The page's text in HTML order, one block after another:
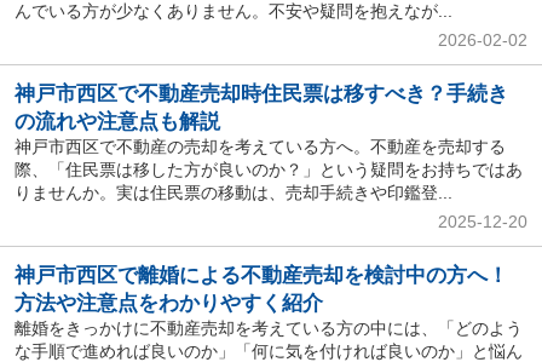
んでいる方が少なくありません。不安や疑問を抱えなが...
2026-02-02
神戸市西区で不動産売却時住民票は移すべき？手続き
の流れや注意点も解説
神戸市西区で不動産の売却を考えている方へ。不動産を売却する
際、「住民票は移した方が良いのか？」という疑問をお持ちではあ
りませんか。実は住民票の移動は、売却手続きや印鑑登...
2025-12-20
神戸市西区で離婚による不動産売却を検討中の方へ！
方法や注意点をわかりやすく紹介
離婚をきっかけに不動産売却を考えている方の中には、「どのよう
な手順で進めれば良いのか」「何に気を付ければ良いのか」と悩ん